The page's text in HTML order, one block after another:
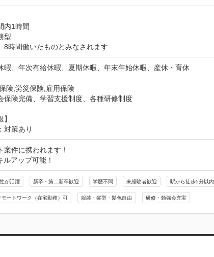
内1時間
型
8時間働いたものとみなされます
暇、年次有給休暇、夏期休暇、年末年始休暇、産休・育休
険,労災保険,雇用保険
保険完備、学習支援制度、各種研修制度
対策あり
件に携われます！
アップ可能！
が活躍 新卒・第二新卒歓迎 学歴不問 未経験者歓迎 駅から徒歩5分以内
モートワーク（在宅勤務）可 服装・髪型・髪色自由 研修・勉強会充実